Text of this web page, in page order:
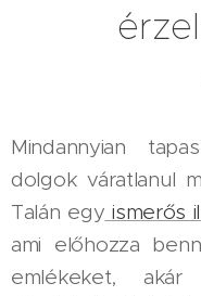
Mindannyian
dolgok váratlanul
Talán egy ismerős
ami előhozza
emlékeket,